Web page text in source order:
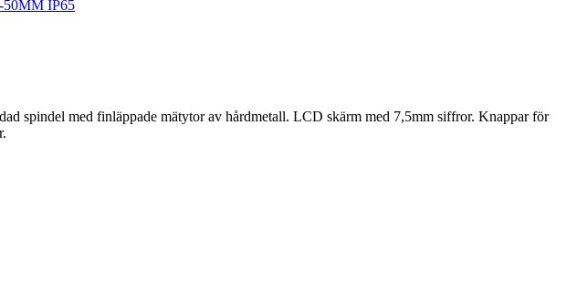
spindel med finläppade mätytor av hårdmetall. LCD skärm med 7,5mm siffror. Knappar för